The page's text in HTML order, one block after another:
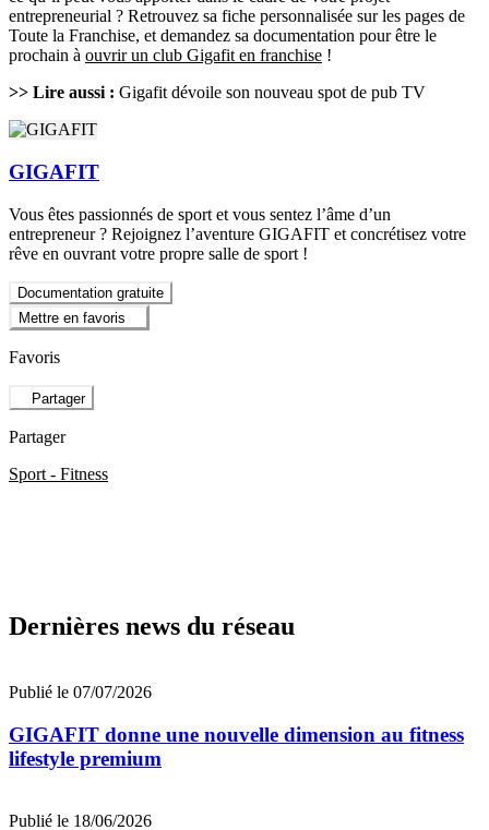
entrepreneurial ? Retrouvez sa fiche personnalisée sur les pages de
Toute la Franchise, et demandez sa documentation pour être le
prochain à ouvrir un club Gigafit en franchise !
>> Lire aussi : Gigafit dévoile son nouveau spot de pub TV
GIGAFIT
Vous êtes passionnés de sport et vous sentez l’âme d’un
entrepreneur ? Rejoignez l’aventure GIGAFIT et concrétisez votre
rêve en ouvrant votre propre salle de sport !
Documentation gratuite
Mettre en favoris
Favoris
Partager
Partager
Sport - Fitness
Dernières news du réseau
Publié le 07/07/2026
GIGAFIT donne une nouvelle dimension au fitness
lifestyle premium
Publié le 18/06/2026